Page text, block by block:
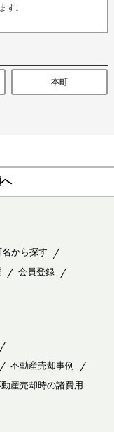
す。
本町
名から探す
会員登録
不動産売却事例
産売却時の諸費用